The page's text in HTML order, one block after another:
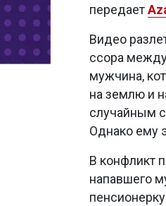
передает
Видео
ссора
мужчина,
на землю и
случайным
Однако ему
В конфликт
напавшего